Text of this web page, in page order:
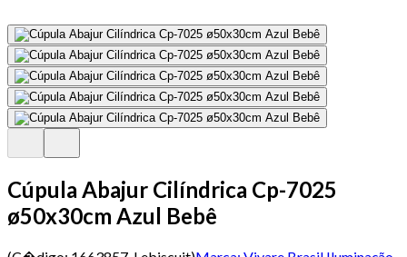
Cúpula Abajur Cilíndrica Cp-7025
ø50x30cm Azul Bebê